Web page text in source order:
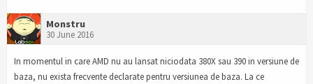
Monstru
30 June 2016
In momentul in care AMD nu au lansat niciodata 380X sau 390 in versiune de
baza, nu exista frecvente declarate pentru versiunea de baza. La ce